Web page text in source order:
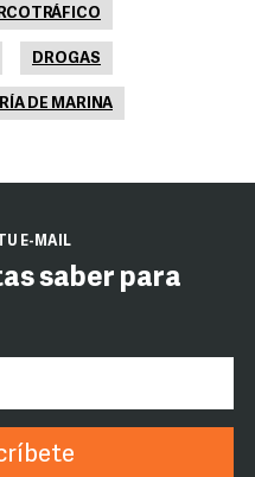
DROGAS
DE MARINA
E-MAIL
saber para